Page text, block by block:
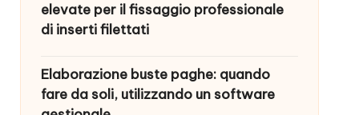
elevate per il fissaggio professionale
di inserti filettati
Elaborazione buste paghe: quando
fare da soli, utilizzando un software